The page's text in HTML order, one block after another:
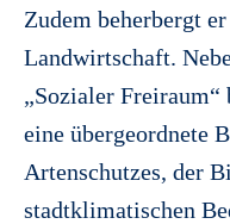
Zudem beherbergt
Landwirtschaft.
„Sozialer
eine übergeordnete
Artenschutzes, der
stadtklimatischen